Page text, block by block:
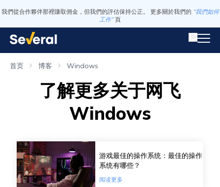
我們從合作夥伴那裡賺取佣金，但我們的評估保持公正。 更多關於我們的 “我們如何
工作” 頁
首页 博客 Windows
了解更多关于网飞
Windows
游戏最佳的操作系统：最佳的操作
系统有哪些？
阅读更多